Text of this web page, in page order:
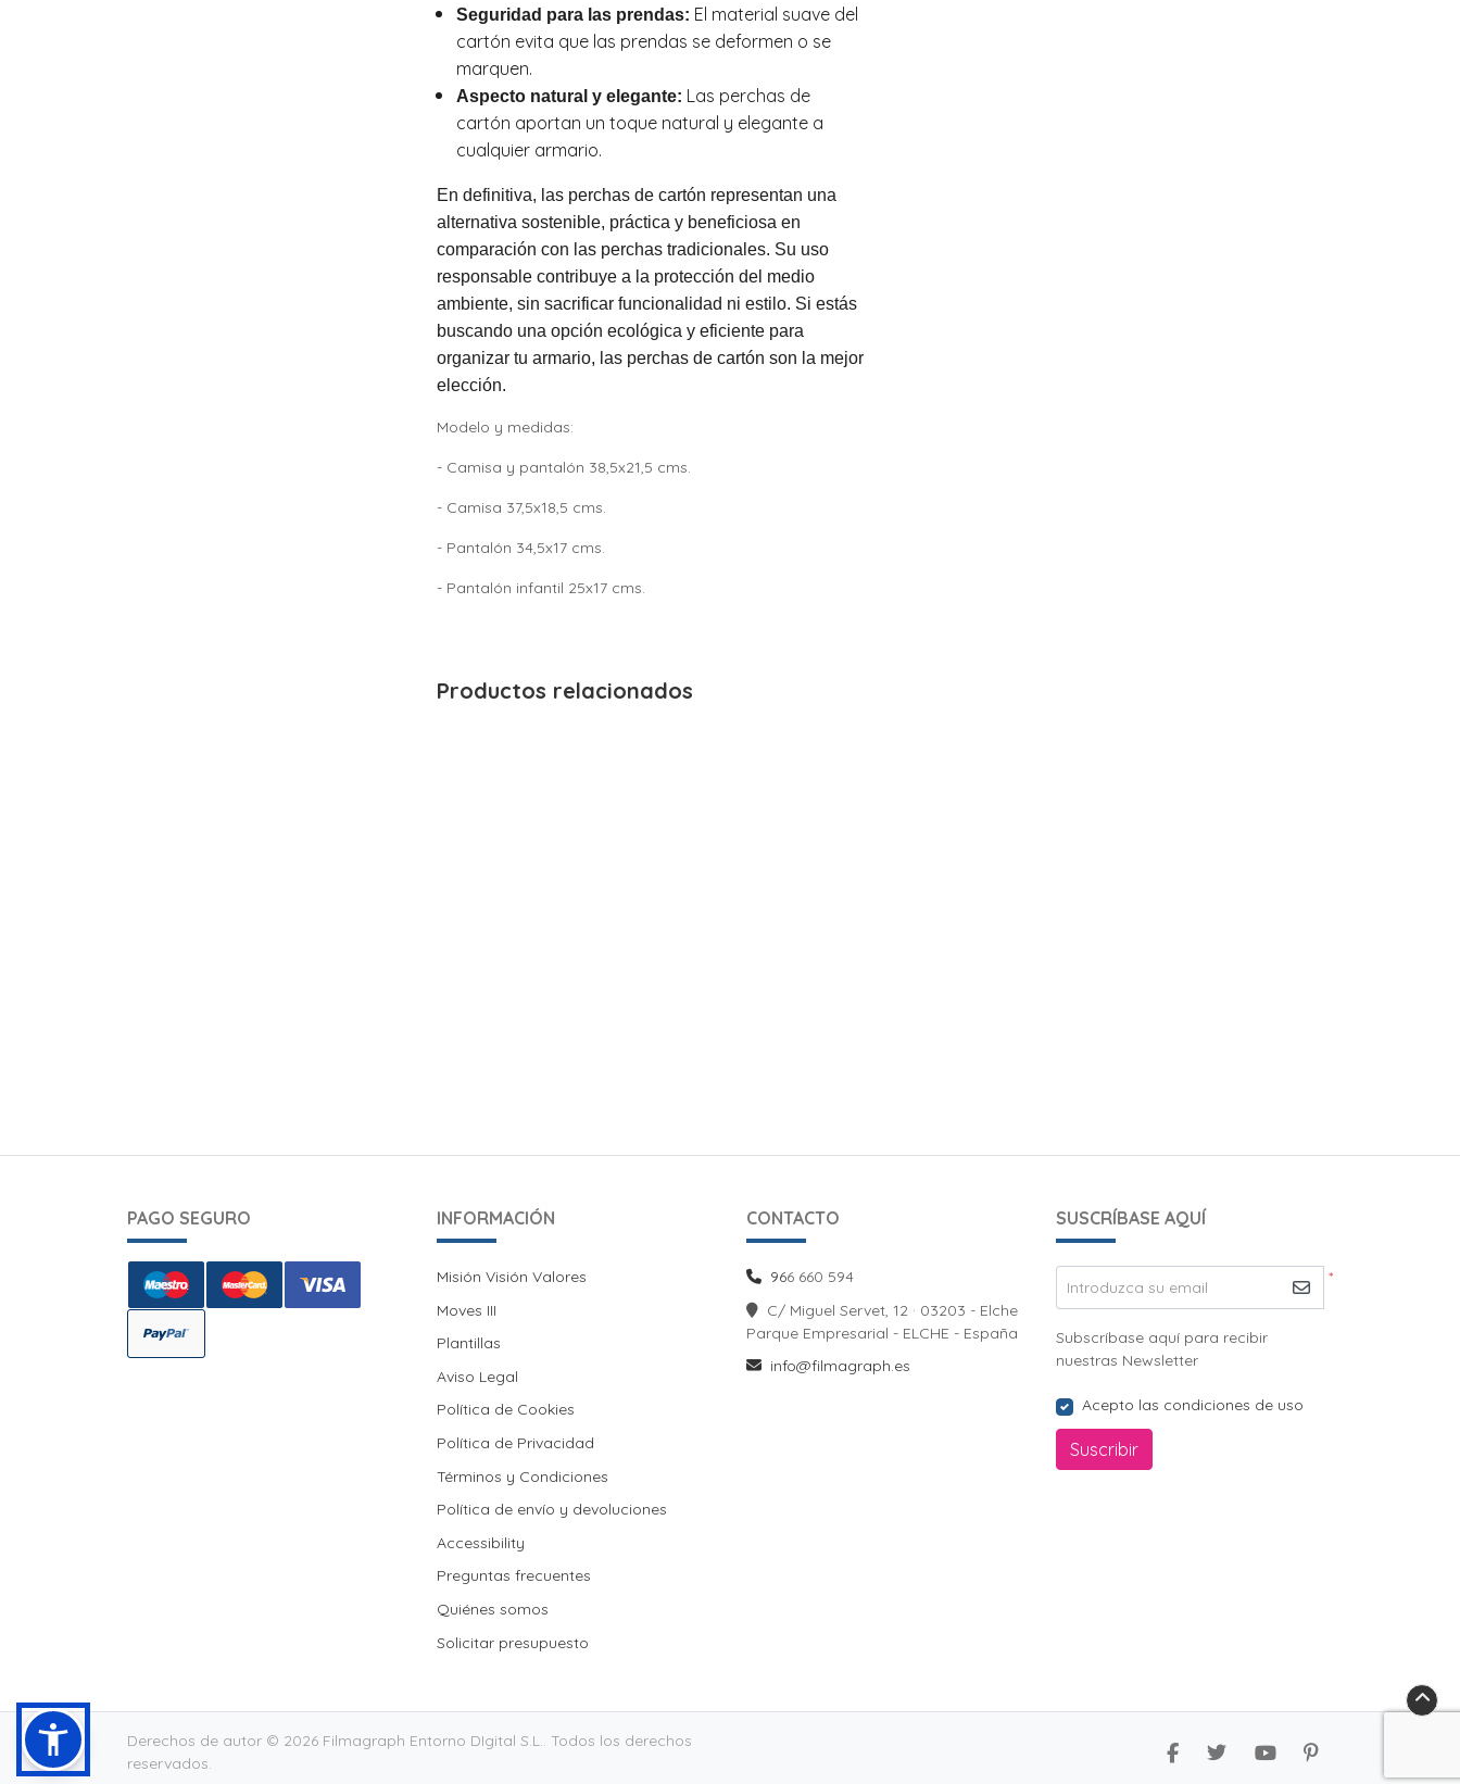
Seguridad para las prendas: El material suave del
cartón evita que las prendas se deformen o se
marquen.
Aspecto natural y elegante: Las perchas de
cartón aportan un toque natural y elegante a
cualquier armario.
En definitiva, las perchas de cartón representan una
alternativa sostenible, práctica y beneficiosa en
comparación con las perchas tradicionales. Su uso
responsable contribuye a la protección del medio
ambiente, sin sacrificar funcionalidad ni estilo. Si estás
buscando una opción ecológica y eficiente para
organizar tu armario, las perchas de cartón son la mejor
elección.
Modelo y medidas:
- Camisa y pantalón 38,5x21,5 cms.
- Camisa 37,5x18,5 cms.
- Pantalón 34,5x17 cms.
- Pantalón infantil 25x17 cms.
Productos relacionados
PAGO SEGURO INFORMACIÓN
Misión Visión Valores
Misión Visión Valores
Moves III
Moves III
Plantillas
Aviso Legal
Política de Cookies
Política de Cookies
Política de Privacidad
Términos y Condiciones
Política de envío y devoluciones
Política de envío y devoluciones
Accessibility
Preguntas frecuentes
Quiénes somos
Solicitar presupuesto
CONTACTO
966 660 594
C/ Miguel Servet, 12 · 03203 - Elche
Parque Empresarial - ELCHE - España
info@filmagraph.es
SUSCRÍBASE AQUÍ
*
Introduzca su email
Subscríbase aquí para recibir
nuestras Newsletter
Acepto las condiciones de uso
Suscribir
Derechos de autor © 2026 Filmagraph Entorno DIgital S.L.. Todos los derechos
reservados.